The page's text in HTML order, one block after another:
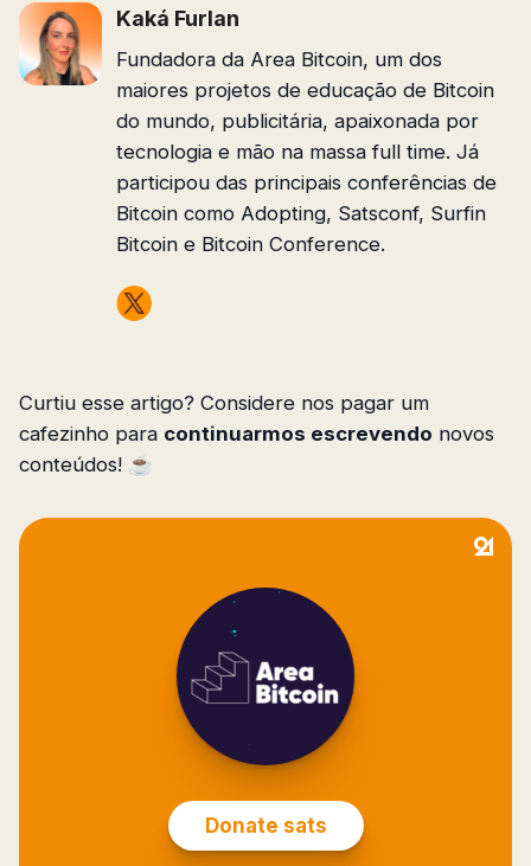
Kaká Furlan
Fundadora da Area Bitcoin, um dos
maiores projetos de educação de Bitcoin
do mundo, publicitária, apaixonada por
tecnologia e mão na massa full time. Já
participou das principais conferências de
Bitcoin como Adopting, Satsconf, Surfin
Bitcoin e Bitcoin Conference.
Curtiu esse artigo? Considere nos pagar um
cafezinho para continuarmos escrevendo novos
conteúdos! ☕